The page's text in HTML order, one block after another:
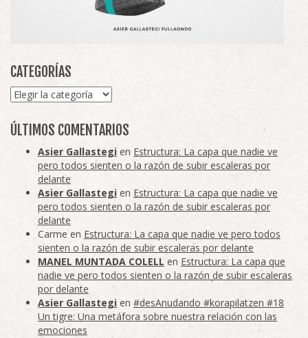
CATEGORÍAS
Categorías
ÚLTIMOS COMENTARIOS
Asier Gallastegi en Estructura: La capa que nadie ve
pero todos sienten o la razón de subir escaleras por
delante
Asier Gallastegi en Estructura: La capa que nadie ve
pero todos sienten o la razón de subir escaleras por
delante
Carme en Estructura: La capa que nadie ve pero todos
sienten o la razón de subir escaleras por delante
MANEL MUNTADA COLELL en Estructura: La capa que
nadie ve pero todos sienten o la razón de subir escaleras
por delante
Asier Gallastegi en #desAnudando #korapilatzen #18
Un tigre: Una metáfora sobre nuestra relación con las
emociones